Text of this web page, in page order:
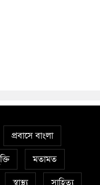
প্রবাসে বাংলা
মতামত